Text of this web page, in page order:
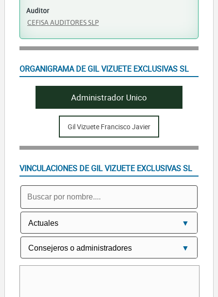
Auditor
CEFISA AUDITORES SLP
ORGANIGRAMA DE GIL VIZUETE EXCLUSIVAS SL
Administrador Unico
Gil Vizuete Francisco Javier
VINCULACIONES DE GIL VIZUETE EXCLUSIVAS SL